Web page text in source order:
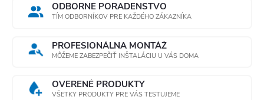
Typ vložky:
opakovane
Údržba:
Životnosť: 6
ODBORNÉ PORADENSTVO
TÍM ODBORNÍKOV PRE KAŽDÉHO ZÁKAZNÍKA
PROFESIONÁLNA MONTÁŽ
MÔŽEME ZABEZPEČIŤ INŠTALÁCIU U VÁS DOMA
OVERENÉ PRODUKTY
VŠETKY PRODUKTY PRE VÁS TESTUJEME